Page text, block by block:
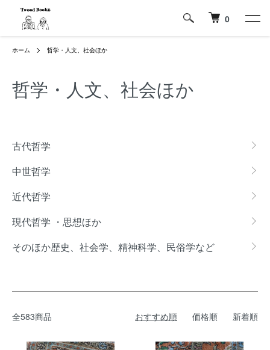
0
ホーム 哲学・人文、社会ほか
哲学・人文、社会ほか
古代哲学
中世哲学
近代哲学
現代哲学 ・思想ほか
そのほか歴史、社会学、精神科学、民俗学など
全583商品 おすすめ順 価格順 新着順